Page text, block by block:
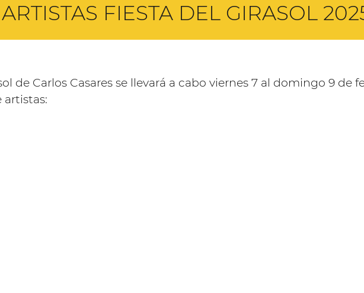
FIESTA DEL GIRASOL
de Carlos Casares se llevará a cabo viernes 7 al domingo 9 de